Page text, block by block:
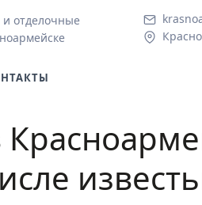
отделочные